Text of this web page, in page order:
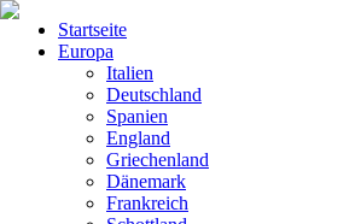
Startseite
Europa
Italien
Deutschland
Spanien
England
Griechenland
Dänemark
Frankreich